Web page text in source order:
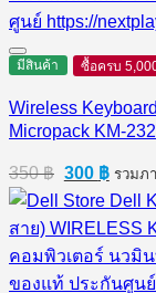
มีสินค้า ซื้อครบ
Wireless
Micropack KM-
350฿ Original
price
was:
350 ฿.
300 ฿
price
is:
300 ฿
รวมภ